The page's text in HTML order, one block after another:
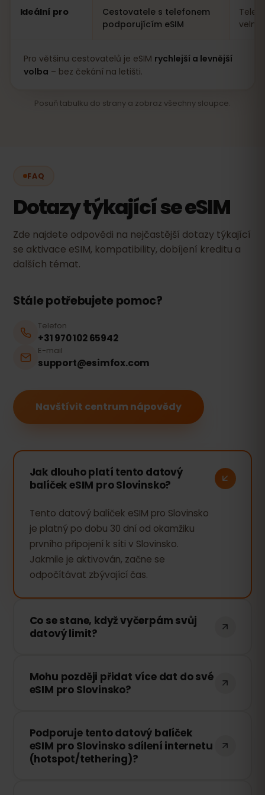
Ideální pro
Cestovatele s telefonem
podporujícím eSIM
velmi
Pro většinu cestovatelů je eSIM rychlejší a levnější
volba – bez čekání na letišti.
Posuň tabulku do strany a zobraz všechny sloupce.
FAQ
Dotazy týkající se eSIM
Zde najdete odpovědi na nejčastější dotazy týkající
se aktivace eSIM, kompatibility, dobíjení kreditu a
dalších témat.
Stále potřebujete pomoc?
Telefon
+31 970 102 65942
E-mail
support@esimfox.com
Navštívit centrum nápovědy
Jak dlouho platí tento datový
balíček eSIM pro Slovinsko?
Tento datový balíček eSIM pro Slovinsko
je platný po dobu 30 dní od okamžiku
prvního připojení k síti v Slovinsko.
Jakmile je aktivován, začne se
odpočítávat zbývající čas.
Co se stane, když vyčerpám svůj
datový limit?
připojení bude pozastaveno. Můžete si
však snadno dokoupit další data
Mohu později přidat více dat do své
eSIM pro Slovinsko?
kdykoli bez nutnosti znovu instalovat
eSIM. Stačí se přihlásit ke svému účtu a
vybrat požadované množství dat.
Podporuje tento datový balíček
eSIM pro Slovinsko sdílení internetu
(hotspot/tethering)?